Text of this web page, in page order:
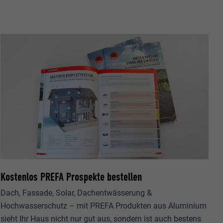
Kostenlos PREFA Prospekte bestellen
Dach, Fassade, Solar, Dachentwässerung &
Hochwasserschutz – mit PREFA Produkten aus Aluminium
sieht Ihr Haus nicht nur gut aus, sondern ist auch bestens
Daten